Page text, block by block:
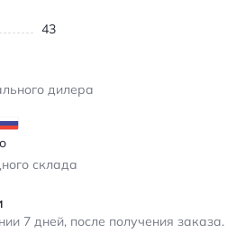
43
дилера
склада
7 дней, после получения заказа.